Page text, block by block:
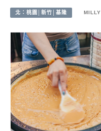
北：桃園│新竹│基隆 MILLY